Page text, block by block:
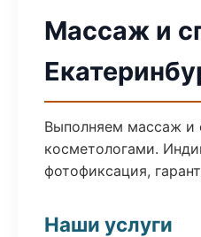
Массаж и
Выполняем массаж и
косметологами.
фотофиксация,
Наши услуги